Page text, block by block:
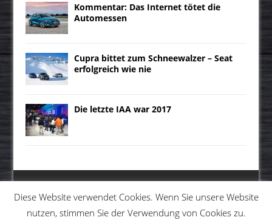
Kommentar: Das Internet tötet die
Automessen
Cupra bittet zum Schneewalzer – Seat
erfolgreich wie nie
Die letzte IAA war 2017
MENU
Diese Website verwendet Cookies. Wenn Sie unsere Website
nutzen, stimmen Sie der Verwendung von Cookies zu.